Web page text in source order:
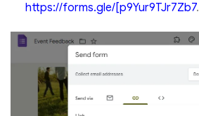
https://forms.gle/[p9Yur9TJr7Zb7.